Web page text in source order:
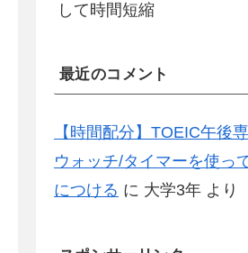
して時間短縮
最近のコメント
【時間配分】TOEIC午後
ウォッチ/タイマーを使っ
につける に 大学3年 より